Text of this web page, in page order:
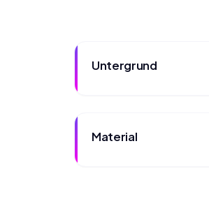
Untergrund
Material